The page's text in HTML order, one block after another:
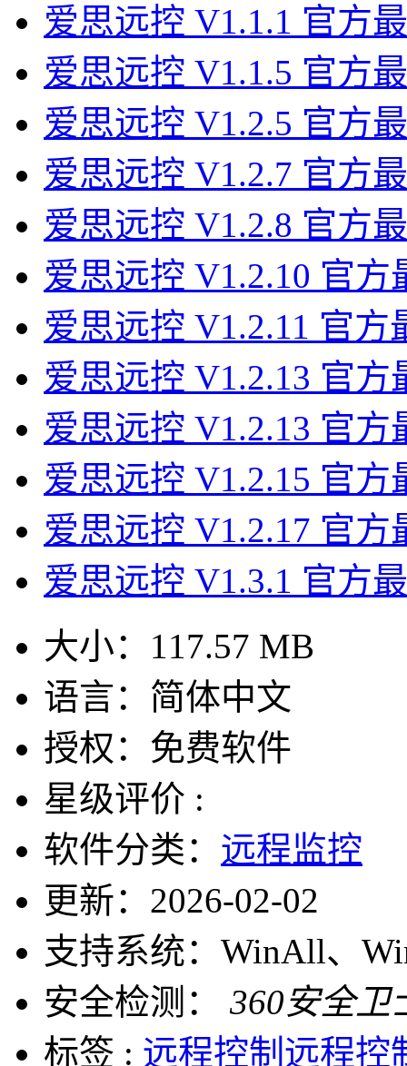
爱思远控 V1.1.1 官方
爱思远控 V1.1.5 官方
爱思远控 V1.2.5 官方
爱思远控 V1.2.7 官方
爱思远控 V1.2.8 官方
爱思远控 V1.2.10 官方
爱思远控 V1.2.11 官方
爱思远控 V1.2.13 官方
爱思远控 V1.2.13 官方
爱思远控 V1.2.15 官方
爱思远控 V1.2.17 官方
爱思远控 V1.3.1 官方
大小： 117.57 MB
语言： 简体中文
授权： 免费软件
星级评价 :
软件分类： 远程监控
更新： 2026-02-02
支持系统： WinAll、
安全检测：
360安全卫
标签 : 远程控制 远程控